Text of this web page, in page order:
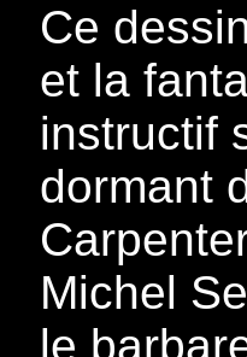
Ce
et la
instructif
dormant
Michel
le